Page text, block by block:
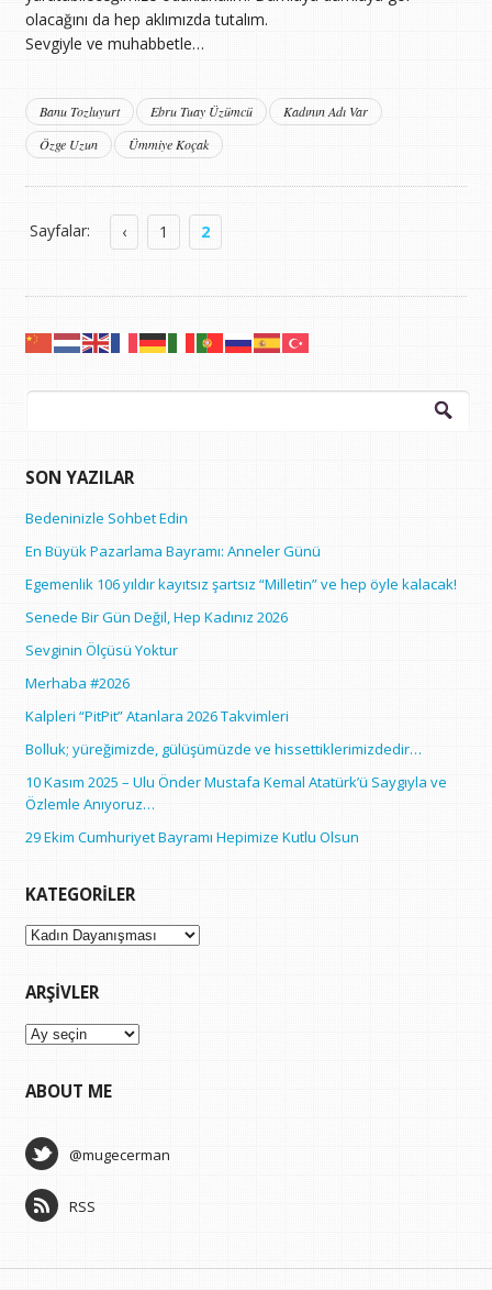
olacağını da hep aklımızda tutalım.
Sevgiyle ve muhabbetle…
Banu Tozluyurt Ebru Tuay Üzümcü
Kadının Adı Var
Özge Uzun
Ümmiye Koçak
Sayfalar: ‹ 1 2
Arama:
SON YAZILAR
Bedeninizle Sohbet Edin
En Büyük Pazarlama Bayramı: Anneler Günü
Egemenlik 106 yıldır kayıtsız şartsız “Milletin” ve hep öyle kalacak!
Senede Bir Gün Değil, Hep Kadınız 2026
Sevginin Ölçüsü Yoktur
Merhaba #2026
Kalpleri “PitPit” Atanlara 2026 Takvimleri
Bolluk; yüreğimizde, gülüşümüzde ve hissettiklerimizdedir…
10 Kasım 2025 – Ulu Önder Mustafa Kemal Atatürk’ü Saygıyla ve
Özlemle Anıyoruz…
29 Ekim Cumhuriyet Bayramı Hepimize Kutlu Olsun
KATEGORILER
Kategoriler
ARŞIVLER
Arşivler
ABOUT ME
@mugecerman
RSS